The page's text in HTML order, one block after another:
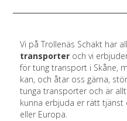
Vi på Trollenäs Schakt har
transporteroch vi
för tung transport i Skåne,
kan, och åtar oss gärna,
tunga transporter och är
kunna erbjuda er rätt tjänst
eller Europa.